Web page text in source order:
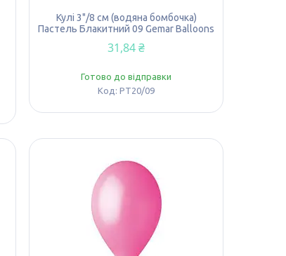
Кулі 3"/8 см (водяна бомбочка)
Пастель Блакитний 09 Gemar Balloons
31,84 ₴
Готово до відправки
PT20/09